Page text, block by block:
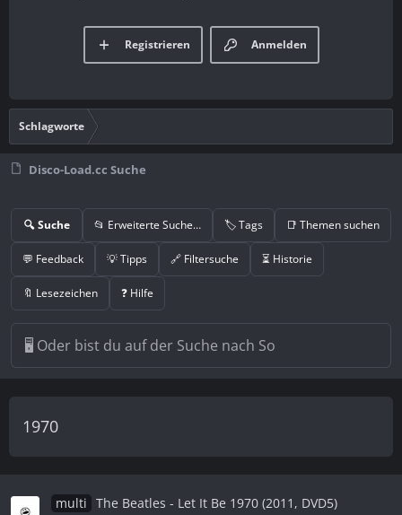
Anmelden
Registrieren
Schlagworte
Disco-Load.cc Suche
🔍 Suche 📂 Erweiterte Suche… 🏷️ Tags 📑 Themen suchen
💬 Feedback 💡 Tipps 🔗 Filtersuche ⏳ Historie
🔖 Lesezeichen ❓ Hilfe
1970
multi The Beatles - Let It Be 1970 (2011, DVD5)